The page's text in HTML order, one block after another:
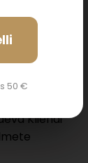
Klient on
kliendiks ja
a, kuid
Kliendi
50 €